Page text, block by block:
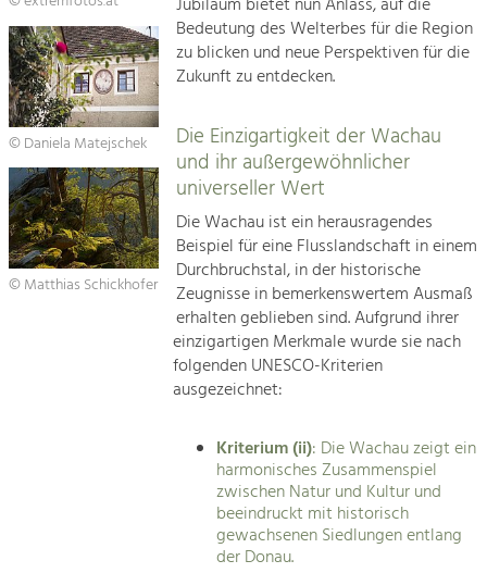
Climate Change, Public Transport and
Renewable Energy.
Economy
Increase in Regional Value Added.
© Daniela Matejschek
© Matthias Schickhofer
Bedeutung des Welterbes für die Region
zu blicken und neue Perspektiven für die
Zukunft zu entdecken.
Die Einzigartigkeit der Wachau
und ihr außergewöhnlicher
universeller Wert
Die Wachau ist ein herausragendes
Beispiel für eine Flusslandschaft in einem
Durchbruchstal, in der historische
Zeugnisse in bemerkenswertem Ausmaß
erhalten geblieben sind. Aufgrund ihrer
einzigartigen Merkmale wurde sie nach
folgenden UNESCO-Kriterien
ausgezeichnet:
Kriterium (ii): Die Wachau zeigt ein
harmonisches Zusammenspiel
zwischen Natur und Kultur und
beeindruckt mit historisch
gewachsenen Siedlungen entlang
der Donau.